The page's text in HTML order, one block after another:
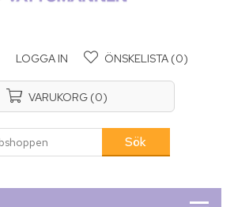
LOGGA IN ÖNSKELISTA (0)
VARUKORG (0)